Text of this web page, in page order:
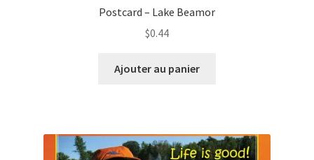
Postcard – Lake Beamor
$0.44
Ajouter au panier